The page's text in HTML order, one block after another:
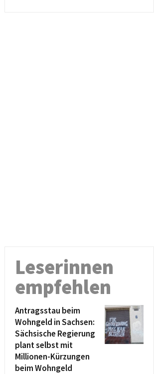
Leserinnen
empfehlen
Antragsstau beim
Wohngeld in Sachsen:
Sächsische Regierung
plant selbst mit
Millionen-Kürzungen
beim Wohngeld